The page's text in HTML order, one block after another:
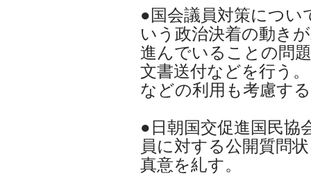
●国会議員対策につい
いう政治決着の動き
進んでいることの問
文書送付などを行う
などの利用も考慮す
●日朝国交促進国民協
員に対する公開質問
真意を糺す。